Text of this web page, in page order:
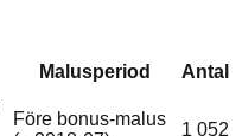
Malusperiod Antal
Före bonus-malus
1 052